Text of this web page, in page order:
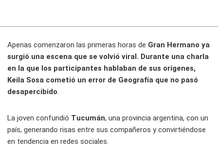
Apenas comenzaron las primeras horas de Gran Hermano ya
surgió una escena que se volvió viral. Durante una charla
en la que los participantes hablaban de sus orígenes,
Keila Sosa cometió un error de Geografía que no pasó
desapercibido.
La joven confundió Tucumán, una provincia argentina, con un
país, generando risas entre sus compañeros y convirtiéndose
en tendencia en redes sociales.